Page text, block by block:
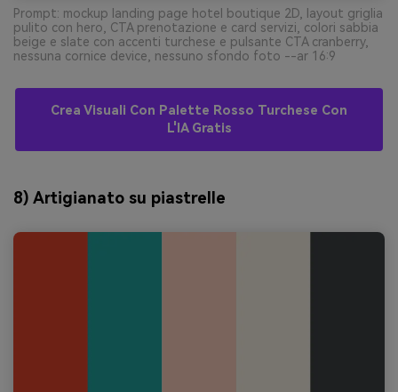
Prompt: mockup landing page hotel boutique 2D, layout griglia
pulito con hero, CTA prenotazione e card servizi, colori sabbia
beige e slate con accenti turchese e pulsante CTA cranberry,
nessuna cornice device, nessuno sfondo foto --ar 16:9
Crea Visuali Con Palette Rosso Turchese Con
L'IA Gratis
8) Artigianato su piastrelle